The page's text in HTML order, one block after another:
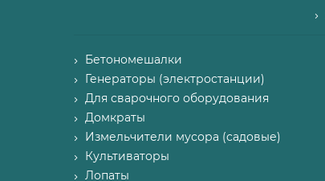
Бетономешалки
Генераторы (электростанции)
Для сварочного оборудования
Домкраты
Измельчители мусора (садовые)
Культиваторы
Лопаты